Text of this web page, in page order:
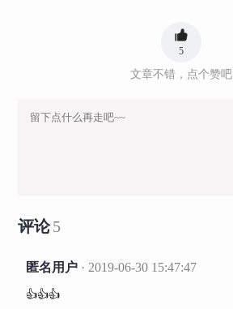
5
文章不错，点个赞吧
评论5
匿名用户 · 2019-06-30 15:47:47
👍👍👍